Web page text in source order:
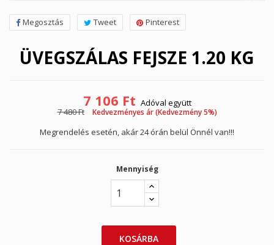
Megosztás Tweet Pinterest
ÜVEGSZÁLAS FEJSZE 1.20 KG
7 106 Ft Adóval együtt
7 480 Ft
Kedvezményes ár (Kedvezmény 5%)
Megrendelés esetén, akár 24 órán belül Önnél van!!!
Mennyiség
KOSÁRBA